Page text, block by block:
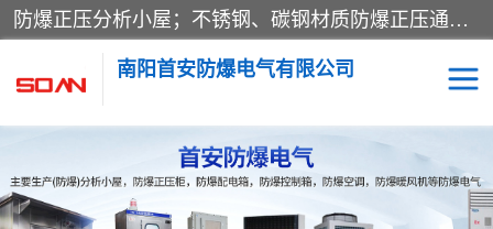
防爆正压分析小屋；不锈钢、碳钢材质防爆正压通风柜，分上下、左右、外挂三种款式；立式、挂式防爆配电柜体；不锈钢、碳钢防爆变频、磁力、星三角启动器；不锈钢、碳钢、铸铝防爆控制箱柜；可操作按键、多块式防爆仪表箱；多材质防爆接线箱；台式防爆电脑、防爆监视器。产品适配石油、化工、煤炭、电力、纺织、酿酒、航天、铁路、冶金、船舶、消防、市政等多行业工况使用。
南阳首安防爆电气有限公司
防爆小屋 防爆正压柜